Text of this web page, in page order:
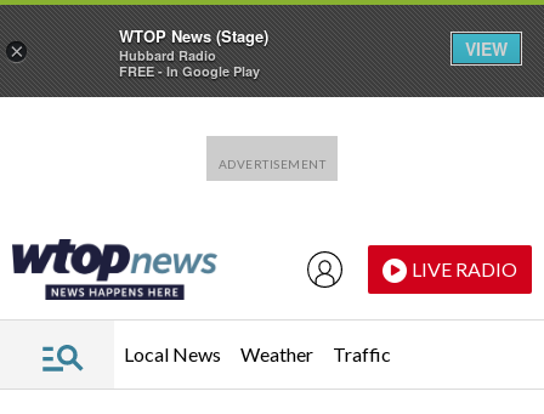
LIVE RADIO
Local News Weather Traffic
×
WTOP News (Stage)
Hubbard Radio
FREE - In Google Play
VIEW